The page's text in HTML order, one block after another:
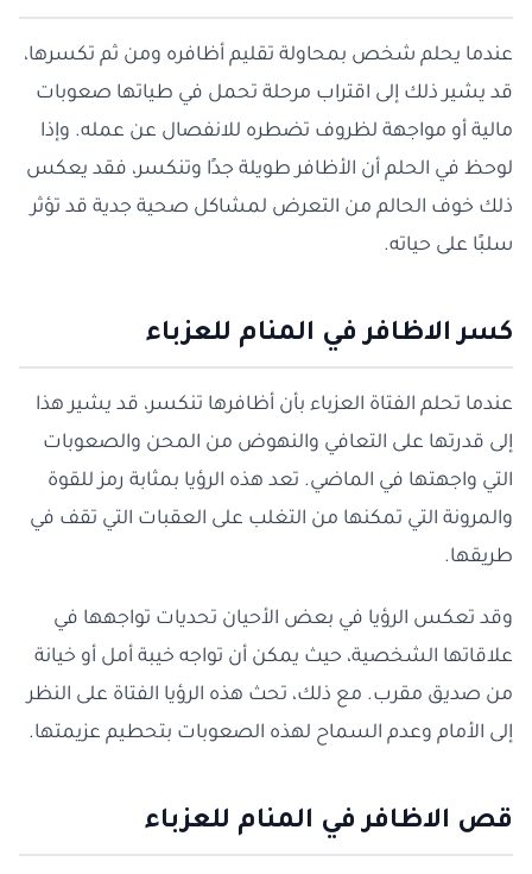
عندما يحلم شخص بمحاولة تقليم أظافره ومن ثم تكسرها،
قد يشير ذلك إلى اقتراب مرحلة تحمل في طياتها صعوبات
مالية أو مواجهة لظروف تضطره للانفصال عن عمله. وإذا
لوحظ في الحلم أن الأظافر طويلة جدًا وتنكسر، فقد يعكس
ذلك خوف الحالم من التعرض لمشاكل صحية جدية قد تؤثر
سلبًا على حياته.
كسر الاظافر في المنام للعزباء
عندما تحلم الفتاة العزباء بأن أظافرها تنكسر، قد يشير هذا
إلى قدرتها على التعافي والنهوض من المحن والصعوبات
التي واجهتها في الماضي. تعد هذه الرؤيا بمثابة رمز للقوة
والمرونة التي تمكنها من التغلب على العقبات التي تقف في
طريقها.
وقد تعكس الرؤيا في بعض الأحيان تحديات تواجهها في
علاقاتها الشخصية، حيث يمكن أن تواجه خيبة أمل أو خيانة
من صديق مقرب. مع ذلك، تحث هذه الرؤيا الفتاة على النظر
إلى الأمام وعدم السماح لهذه الصعوبات بتحطيم عزيمتها.
قص الاظافر في المنام للعزباء